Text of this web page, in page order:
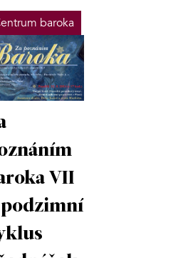
baroka
VII